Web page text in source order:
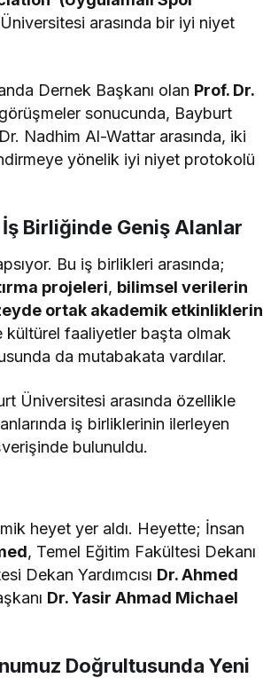
arasında bir iyi niyet
Dernek Başkanı olan Prof. Dr.
sonucunda, Bayburt
Nadhim Al-Wattar arasında, iki
yönelik iyi niyet protokolü
Birliğinde Geniş Alanlar
Bu iş birlikleri arasında;
projeleri, bilimsel verilerin
ortak akademik etkinliklerin
kültürel faaliyetler başta olmak
da mutabakata vardılar.
Üniversitesi arasında özellikle
iş birliklerinin ilerleyen
bulunuldu.
heyet yer aldı. Heyette; İnsan
, Temel Eğitim Fakültesi Dekanı
Dekan Yardımcısı Dr. Ahmed
Dr. Yasir Ahmad Michael
Doğrultusunda Yeni